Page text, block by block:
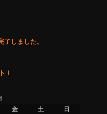
しました。
！
金 土 日